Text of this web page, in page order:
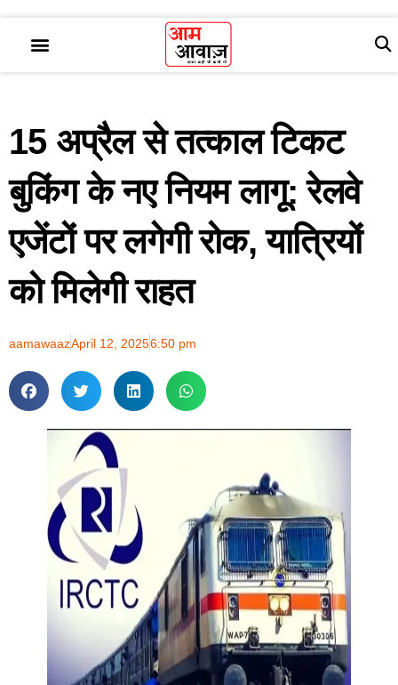
15 अप्रैल से तत्काल टिकट
बुकिंग के नए नियम लागू: रेलवे
एजेंटों पर लगेगी रोक, यात्रियों
को मिलेगी राहत
aamawaazApril 12, 20256:50 pm